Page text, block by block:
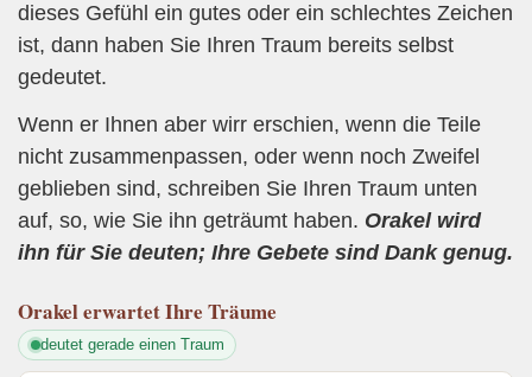
dieses Gefühl ein gutes oder ein schlechtes Zeichen
ist, dann haben Sie Ihren Traum bereits selbst
gedeutet.
Wenn er Ihnen aber wirr erschien, wenn die Teile
nicht zusammenpassen, oder wenn noch Zweifel
geblieben sind, schreiben Sie Ihren Traum unten
auf, so, wie Sie ihn geträumt haben. Orakel wird
ihn für Sie deuten; Ihre Gebete sind Dank genug.
Orakelerwartet Ihre Träume
deutet gerade einen Traum